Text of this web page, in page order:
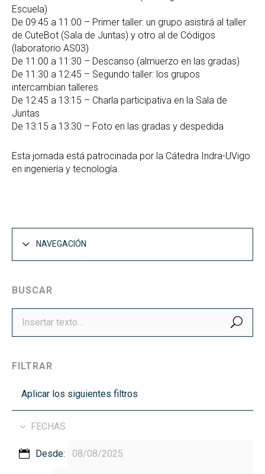
Escuela)
De 09:45 a 11:00 – Primer taller: un grupo asistirá al taller
de CuteBot (Sala de Juntas) y otro al de Códigos
(laboratorio AS03)
De 11:00 a 11:30 – Descanso (almuerzo en las gradas)
De 11:30 a 12:45 – Segundo taller: los grupos
intercambian talleres
De 12:45 a 13:15 – Charla participativa en la Sala de
Juntas
De 13:15 a 13:30 – Foto en las gradas y despedida
Esta jornada está patrocinada por la Cátedra Indra-UVigo
en ingeniería y tecnología.
NAVEGACIÓN
BUSCAR
FILTRAR
Aplicar los siguientes filtros
FECHAS
Desde: